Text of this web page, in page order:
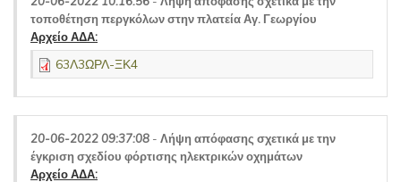
τοποθέτηση περγκόλων στην πλατεία Αγ. Γεωργίου
Αρχείο ΑΔΑ:
63Λ3ΩΡΛ-ΞΚ4
20-06-2022 09:37:08 - Λήψη απόφασης σχετικά με την
έγκριση σχεδίου φόρτισης ηλεκτρικών οχημάτων
Αρχείο ΑΔΑ: